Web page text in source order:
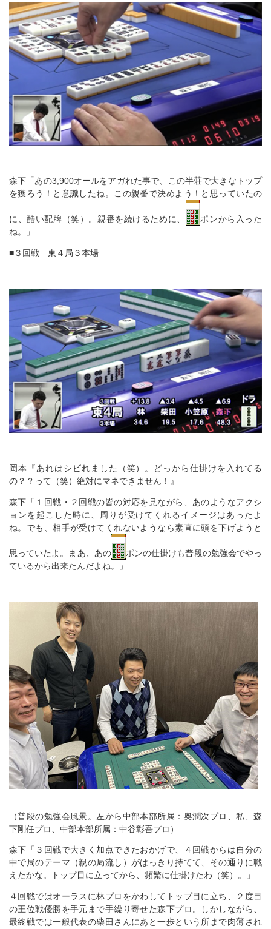
森下「あの3,900オールをアガれた事で、この半荘で大きなトップ
を獲ろう！と意識したね。この親番で決めよう！と思っていたの
に、酷い配牌（笑）。親番を続けるために、
ポンから入った
ね。」
■３回戦 東４局３本場
岡本『あれはシビれました（笑）。どっから仕掛けを入れてる
の？？って（笑）絶対にマネできません！』
森下「１回戦・２回戦の皆の対応を見ながら、あのようなアクシ
ョンを起こした時に、周りが受けてくれるイメージはあったよ
ね。でも、相手が受けてくれないようなら素直に頭を下げようと
思っていたよ。まあ、あの
ポンの仕掛けも普段の勉強会でやっ
ているから出来たんだよね。」
（普段の勉強会風景。左から中部本部所属：奥潤次プロ、私、森
下剛任プロ、中部本部所属：中谷彰吾プロ）
森下「３回戦で大きく加点できたおかげで、４回戦からは自分の
中で局のテーマ（親の局流し）がはっきり持てて、その通りに戦
えたかな。トップ目に立ってから、頻繁に仕掛けたわ（笑）。」
４回戦ではオーラスに林プロをかわしてトップ目に立ち、２度目
の王位戦優勝を手元まで手繰り寄せた森下プロ。しかしながら、
最終戦では一般代表の柴田さんにあと一歩という所まで肉薄され